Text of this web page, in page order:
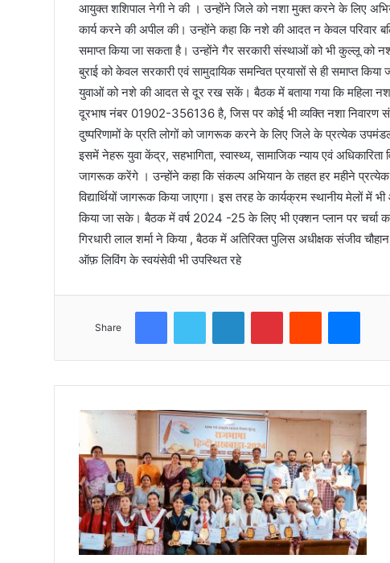
आयुक्त शशिपाल नेगी ने की । उन्होंने जिले को नशा मुक्त करने के लिए
कार्य करने की अपील की। उन्होंने कहा कि नशे की आदत न केवल परिवार
समाप्त किया जा सकता है। उन्होंने गैर सरकारी संस्थाओं को भी कुल्लू को
बुराई को केवल सरकारी एवं सामुदायिक समन्वित प्रयासों से ही समाप्त
युवाओं को नशे की आदत से दूर रख सकें। बैठक में बताया गया कि महिला
दूरभाष नंबर 01902-356136 है, जिस पर कोई भी व्यक्ति नशा निवारण
दुष्परिणामों के प्रति लोगों को जागरूक करने के लिए जिले के प्रत्येक
इसमें नेहरू युवा केंद्र, सहभागिता, स्वास्थ्य, सामाजिक न्याय एवं अधिकारिता
जागरूक करेंगे । उन्होंने कहा कि संकल्प अभियान के तहत हर महीने प्रत्येक
विद्यार्थियों जागरूक किया जाएगा। इस तरह के कार्यक्रम स्थानीय मेलों
किया जा सके। बैठक में वर्ष 2024 -25 के लिए भी एक्शन प्लान पर चर्चा
गिरधारी लाल शर्मा ने किया , बैठक में अतिरिक्त पुलिस अधीक्षक संजीव चौहान,
ऑफ़ लिविंग के स्वयंसेवी भी उपस्थित रहे
Share